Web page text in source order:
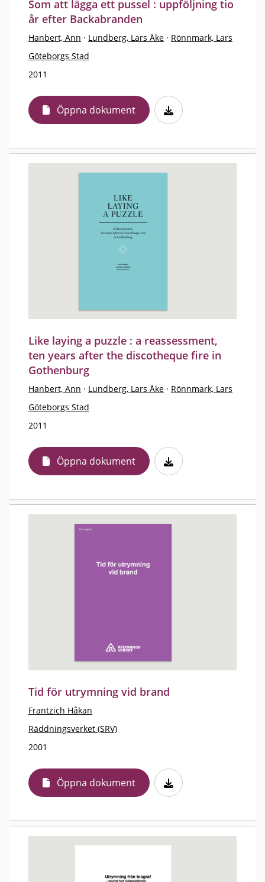
Som att lägga ett pussel : uppföljning tio
år efter Backabranden
Hanbert, Ann · Lundberg, Lars Åke · Rönnmark, Lars
Göteborgs Stad
2011
Öppna dokument
Like laying a puzzle : a reassessment,
ten years after the discotheque fire in
Gothenburg
Hanbert, Ann · Lundberg, Lars Åke · Rönnmark, Lars
Göteborgs Stad
2011
Öppna dokument
Tid för utrymning vid brand
Frantzich Håkan
Räddningsverket (SRV)
2001
Öppna dokument